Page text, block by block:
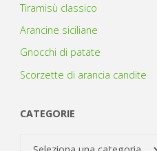
Tiramisù classico
Arancine siciliane
Gnocchi di patate
Scorzette di arancia candite
CATEGORIE